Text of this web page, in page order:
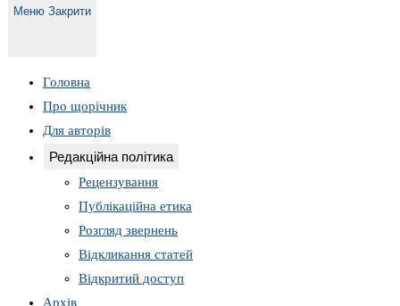
Меню Закрити
Головна
Про щорічник
Для авторів
Редакційна політика
Рецензування
Публікаційна етика
Розгляд звернень
Відкликання статей
Відкритий доступ
Архів